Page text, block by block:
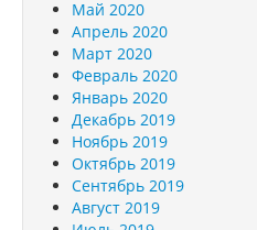
Май 2020
Апрель 2020
Март 2020
Февраль 2020
Январь 2020
Декабрь 2019
Ноябрь 2019
Октябрь 2019
Сентябрь 2019
Август 2019